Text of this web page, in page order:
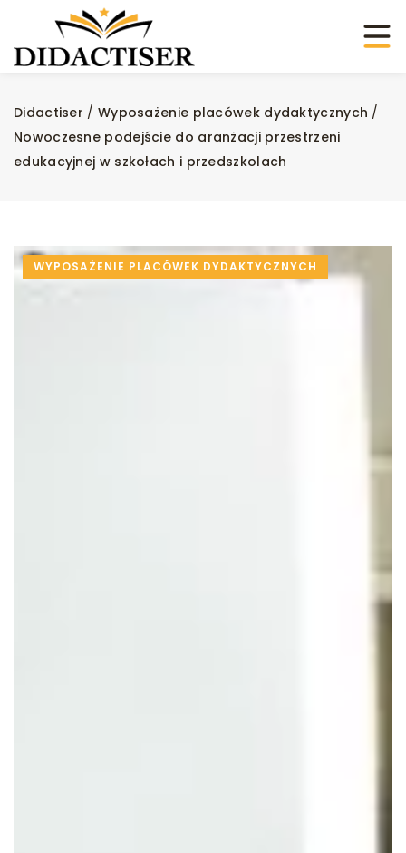
Didactiser / Wyposażenie placówek dydaktycznych /
Nowoczesne podejście do aranżacji przestrzeni
edukacyjnej w szkołach i przedszkolach
WYPOSAŻENIE PLACÓWEK DYDAKTYCZNYCH